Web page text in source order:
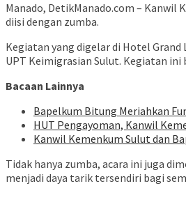
Manado, DetikManado.com – Kanwil
diisi dengan zumba.
Kegiatan yang digelar di Hotel
UPT Keimigrasian Sulut. Kegiatan
Bacaan Lainnya
Bapelkum Bitung Meriahkan
HUT Pengayoman, Kanwil
‎Kanwil Kemenkum Sulut dan
Tidak hanya zumba, acara ini juga
menjadi daya tarik tersendiri bagi